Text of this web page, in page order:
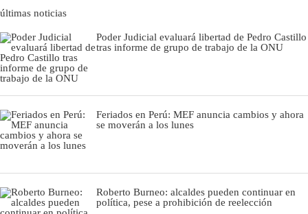
últimas noticias
Poder Judicial evaluará libertad de Pedro Castillo
tras informe de grupo de trabajo de la ONU
Feriados en Perú: MEF anuncia cambios y ahora
se moverán a los lunes
Roberto Burneo: alcaldes pueden continuar en
política, pese a prohibición de reelección